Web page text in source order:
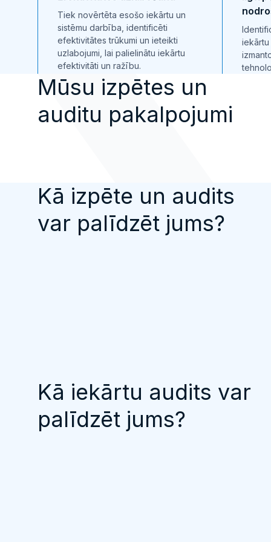
Tiek novērtēta esošo iekārtu un
sistēmu darbība, identificēti
efektivitātes trūkumi un ieteikti
uzlabojumi, lai palielinātu iekārtu
efektivitāti un ražību.
iekārtu
Mūsu izpētes un
auditu pakalpojumi
Kā izpēte un audits
var palīdzēt jums?
Kā iekārtu audits var
palīdzēt jums?